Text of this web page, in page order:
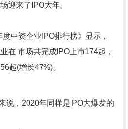
迎来了IPO大年。
资企业IPO排行榜》显示，
在 市场共完成IPO上市174起，
起(增长47%)。
说，2020年同样是IPO大爆发的